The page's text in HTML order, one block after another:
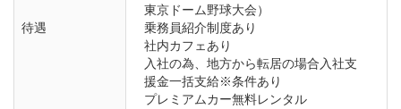
待遇
東京ドーム野球大会）
乗務員紹介制度あり
社内カフェあり
入社の為、地方から転居の場合入社支
援金一括支給※条件あり
プレミアムカー無料レンタル